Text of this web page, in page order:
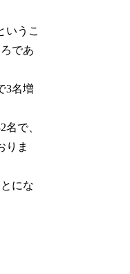
いうこ
であ
3名増
で、
りま
にな